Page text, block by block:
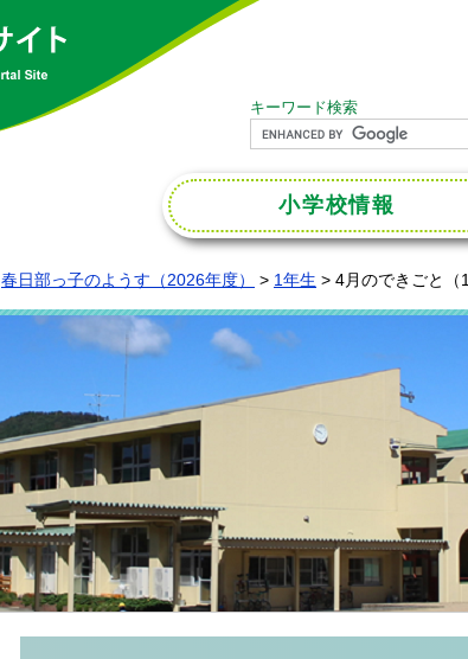
キーワード検索
小学校情報
春日部っ子のようす（2026年度） > 1年生 > 4月のできごと（1